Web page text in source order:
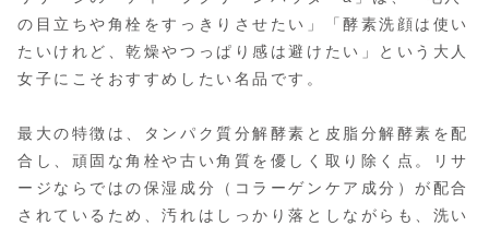
の目立ちや角栓をすっきりさせたい」「酵素洗顔は使い
たいけれど、乾燥やつっぱり感は避けたい」という大人
女子にこそおすすめしたい名品です。
最大の特徴は、タンパク質分解酵素と皮脂分解酵素を配
合し、頑固な角栓や古い角質を優しく取り除く点。リサ
ージならではの保湿成分（コラーゲンケア成分）が配合
されているため、汚れはしっかり落としながらも、洗い